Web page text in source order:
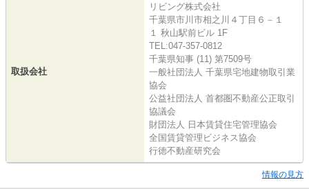
取扱会社
リビング株式会社
千葉県市川市相之川４丁目６－１
１ 秋山駅前ビル 1F
TEL:047-357-0812
千葉県知事 (11) 第7509号
一般社団法人 千葉県宅地建物取引業
協会
公益社団法人 首都圏不動産公正取引
協議会
財団法人 日本賃貸住宅管理協会
全国賃貸管理ビジネス協会
行徳不動産研究会
情報の見方